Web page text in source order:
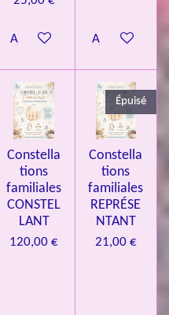
Ajouter au panierAjouter au
Constella
tions
familiales
CONSTEL
LANT
120,00 €
Épuisé
Constella
tions
familiales
REPRÉSE
NTANT
21,00 €